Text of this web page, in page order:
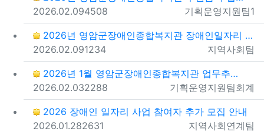
등록자
기획운영지원팀1
등록일
2026.02.09조회
4508
2026년 영암군장애인종합복지관 장애인일자리 추가 모집…
등록자
지역사회팀
등록일
2026.02.09조회
1234
2026년 1월 영암군장애인종합복지관 업무추진비 지출내…
등록자
기획운영지원팀회계
등록일
2026.02.03조회
2288
2026 장애인 일자리 사업 참여자 추가 모집 안내
등록자
지역사회연계팀
등록일
2026.01.28조회
2631